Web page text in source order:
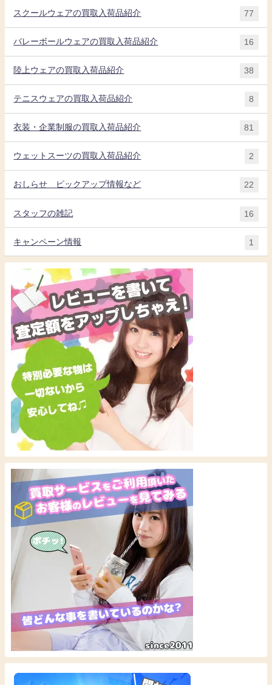
スクールウェアの買取入荷品紹介 77
バレーボールウェアの買取入荷品紹介 16
陸上ウェアの買取入荷品紹介 38
テニスウェアの買取入荷品紹介 8
衣装・企業制服の買取入荷品紹介 81
ウェットスーツの買取入荷品紹介 2
おしらせ ピックアップ情報など 22
スタッフの雑記 16
キャンペーン情報 1